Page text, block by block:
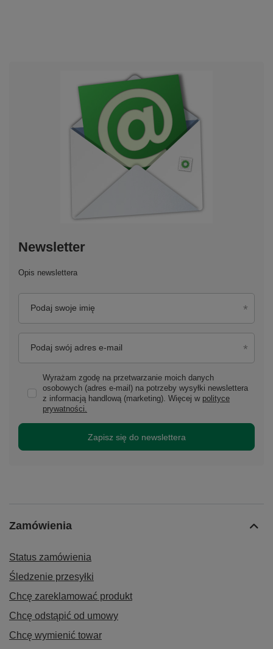
Newsletter
Opis newslettera
Podaj swoje imię
Podaj swój adres e-mail
Wyrażam zgodę na przetwarzanie moich danych
osobowych (adres e-mail) na potrzeby wysyłki newslettera
z informacją handlową (marketing). Więcej w polityce
prywatności.
Zapisz się do newslettera
Zamówienia
Status zamówienia
Śledzenie przesyłki
Chcę zareklamować produkt
Chcę odstąpić od umowy
Chcę wymienić towar